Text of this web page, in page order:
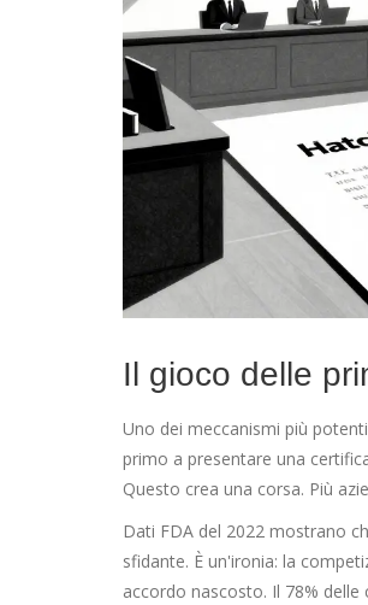
Il gioco delle
Uno dei meccanismi più
primo a presentare una
Questo crea una corsa. Più
Dati FDA del 2022 mostrano
sfidante. È un'ironia: la
accordo nascosto. Il 78%